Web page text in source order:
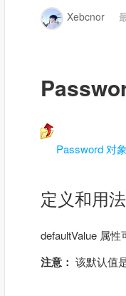
Xebcnor 最
Password 对象
定义和用法
defaultValue 属性
注意： 该默认值